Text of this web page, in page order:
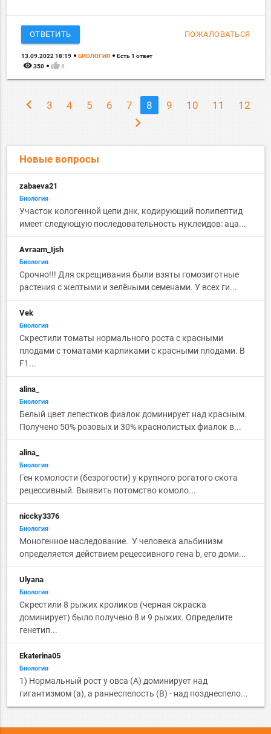
ОТВЕТИТЬ ПОЖАЛОВАТЬСЯ
13.09.2022 18:19 БИОЛОГИЯ Есть 1 ответ
remove_red_eye 350 thumb_up 8
chevron_left 3 4 5 6 7 8 9 10 11 12
chevron_right
Новые вопросы
zabaeva21
Биология
Участок кологенной цепи днк, кодирующий полипептид
имеет следующую последовательность нуклеидов: аца...
Avraam_Ijsh
Биология
Срочно!!! Для скрещивания были взяты гомозиготные
растения с желтыми и зелёными семенами. У всех ги...
Vek
Биология
Скрестили томаты нормального роста с красными
плодами с томатами-карликами с красными плодами. В
F1...
alina_
Биология
Белый цвет лепестков фиалок доминирует над красным.
Получено 50% розовых и 30% краснолистых фиалок в...
alina_
Биология
Ген комолости (безрогости) у крупного рогатого скота
рецессивный. Выявить потомство комоло...
niccky3376
Биология
Моногенное наследование. У человека альбинизм
определяется действием рецессивного гена b, его доми...
Ulyana
Биология
Cкрестили 8 рыжих кроликов (черная окраска
доминирует) было получено 8 и 9 рыжих. Определите
генетип...
Ekaterina05
Биология
1) Нормальный рост у овса (А) доминирует над
гигантизмом (а), а раннеспелость (B) - над позднеспело...